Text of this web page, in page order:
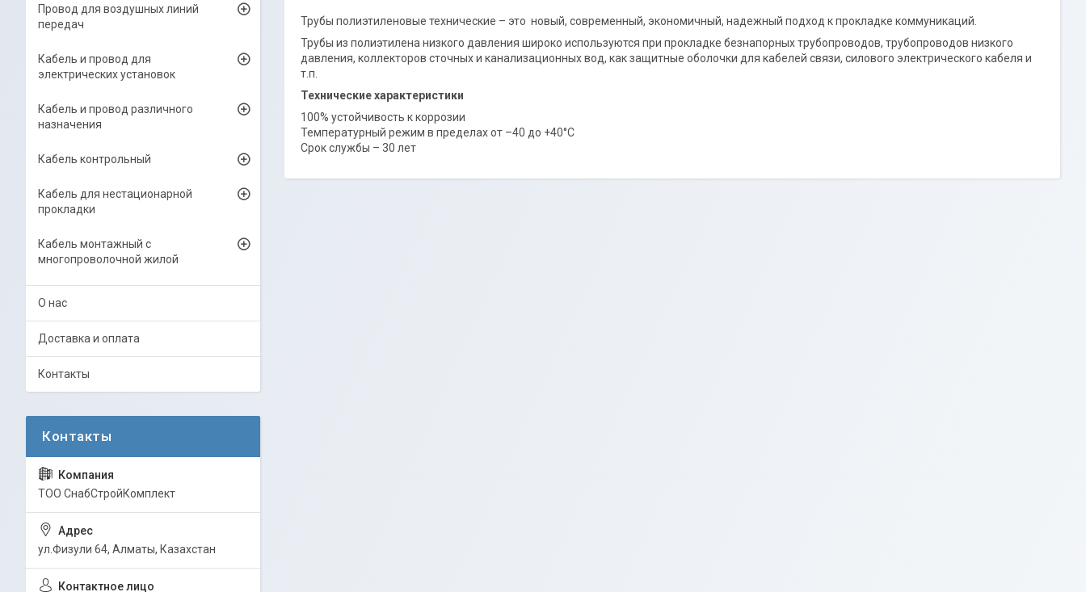
Трубы полиэтиленовые технические – это новый, современный, экономичный, надежный подход к прокладке коммуникаций.
Трубы из полиэтилена низкого давления широко используются при прокладке безнапорных трубопроводов, трубопроводов низкого
давления, коллекторов сточных и канализационных вод, как защитные оболочки для кабелей связи, силового электрического кабеля и
т.п.
Технические характеристики
100% устойчивость к коррозии
Температурный режим в пределах от –40 до +40°С
Срок службы – 30 лет
Провод для воздушных линий
передач
Кабель и провод для
электрических установок
Кабель и провод различного
назначения
Кабель контрольный
Кабель для нестационарной
прокладки
Кабель монтажный с
многопроволочной жилой
О нас
Доставка и оплата
Контакты
ТОО СнабСтройКомплект
ул.Физули 64, Алматы, Казахстан